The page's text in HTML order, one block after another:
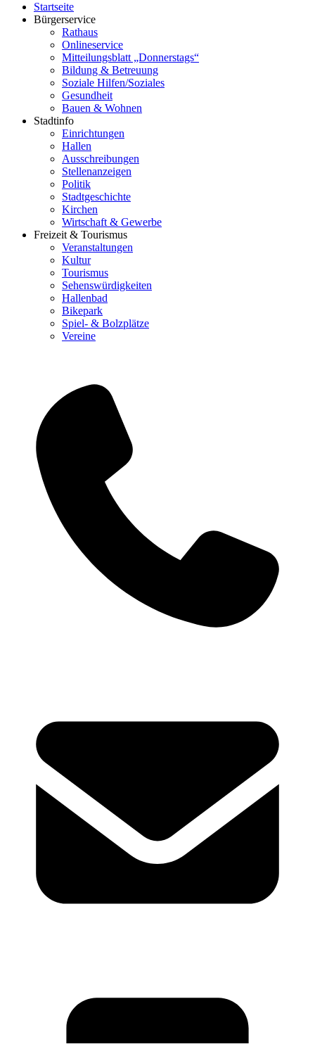
Startseite
Bürgerservice
Rathaus
Onlineservice
Mitteilungsblatt „Donnerstags“
Bildung & Betreuung
Soziale Hilfen/Soziales
Gesundheit
Bauen & Wohnen
Stadtinfo
Einrichtungen
Hallen
Ausschreibungen
Stellenanzeigen
Politik
Stadtgeschichte
Kirchen
Wirtschaft & Gewerbe
Freizeit & Tourismus
Veranstaltungen
Kultur
Tourismus
Sehenswürdigkeiten
Hallenbad
Bikepark
Spiel- & Bolzplätze
Vereine